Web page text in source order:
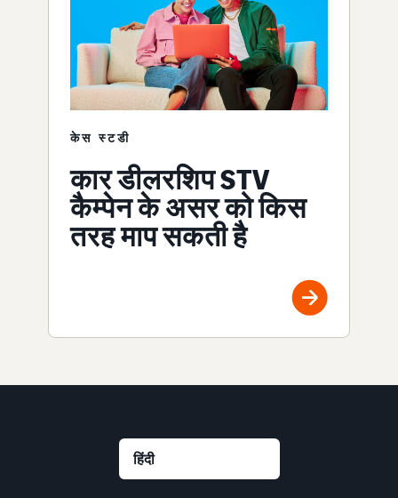
केस स्टडी
कार डीलरशिप STV
कैम्पेन के असर को किस
तरह माप सकती है